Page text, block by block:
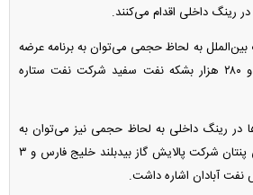
رینگ داخلی اقدام می‌کنند.
به لحاظ حجمی می‌توان به برنامه عرضه
۳۵ هزار تن فول رنج نفتا و ۲۸۰ هزار بشکه نفت سفید شرکت نفت ستاره
در رینگ داخلی به لحاظ حجمی نیز می‌توان به
برنامه عرضه ۴ هزار تن برش پنتان شرکت پالایش گاز بیدبلند خلیج فارس و ۳
آبادان اشاره داشت.